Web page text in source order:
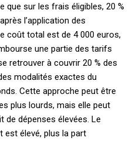
que sur les frais éligibles, 20 %
l’application des
coût total est de 4 000 euros,
une partie des tarifs
retrouver à couvrir 20 % des
modalités exactes du
Cette approche peut être
plus lourds, mais elle peut
de dépenses élevées. Le
est élevé, plus la part